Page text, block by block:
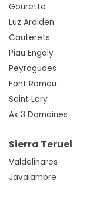
Gourette
Luz Ardiden
Cauterets
Piau Engaly
Peyragudes
Font Romeu
Saint Lary
Ax 3 Domaines
Sierra Teruel
Valdelinares
Javalambre